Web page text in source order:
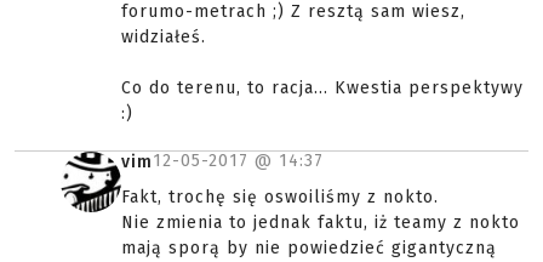
forumo-metrach ;) Z resztą sam wiesz,
widziałeś.
Co do terenu, to racja... Kwestia perspektywy
:)
vim12-05-2017 @ 14:37
Fakt, trochę się oswoiliśmy z nokto.
Nie zmienia to jednak faktu, iż teamy z nokto
mają sporą by nie powiedzieć gigantyczną